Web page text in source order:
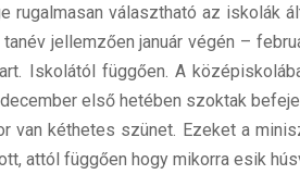
rugalmasan választható az iskolák
jellemzően január végén –
Iskolától függően. A
első hetében szoktak
van kéthetes szünet. Ezeket a
attól függően hogy mikorra esik